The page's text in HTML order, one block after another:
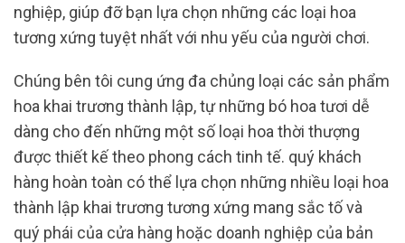
nghiệp, giúp đỡ bạn lựa chọn những các loại hoa
tương xứng tuyệt nhất với nhu yếu của người chơi.
Chúng bên tôi cung ứng đa chủng loại các sản phẩm
hoa khai trương thành lập, tự những bó hoa tươi dễ
dàng cho đến những một số loại hoa thời thượng
được thiết kế theo phong cách tinh tế. quý khách
hàng hoàn toàn có thể lựa chọn những nhiều loại hoa
thành lập khai trương tương xứng mang sắc tố và
quý phái của cửa hàng hoặc doanh nghiệp của bản